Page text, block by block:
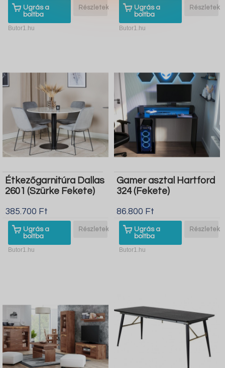
Ugrás a
boltba
Részletek
Butor1.hu
Ugrás a
boltba
Részletek
Butor1.hu
Étkezőgarnitúra Dallas
2601 (Szürke Fekete)
385.700 Ft
Ugrás a
boltba
Részletek
Butor1.hu
Gamer asztal Hartford
324 (Fekete)
86.800 Ft
Ugrás a
boltba
Részletek
Butor1.hu